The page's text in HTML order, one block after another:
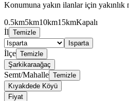
Konumuna yakın ilanlar için yakınlık
0.5km5km10km15kmKapalı
İl Temizle
Isparta
İlçe Temizle
Şarkikaraağaç
Semt/Mahalle Temizle
Kıyakdede Köyü
Fiyat